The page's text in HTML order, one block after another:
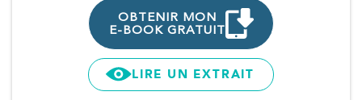
OBTENIR MON
E-BOOK GRATUIT
LIRE UN EXTRAIT